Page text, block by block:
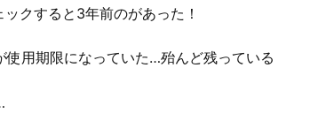
クすると3年前のがあった！
用期限になっていた…殆んど残っている